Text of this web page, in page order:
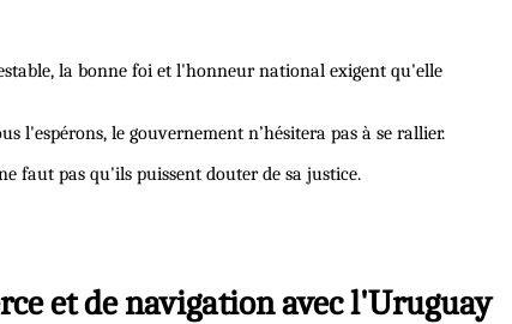
la bonne foi et l'honneur national exigent qu'elle
l'espérons, le gouvernement n’hésitera pas à se rallier.
faut pas qu'ils puissent douter de sa justice.
et de navigation avec l'Uruguay